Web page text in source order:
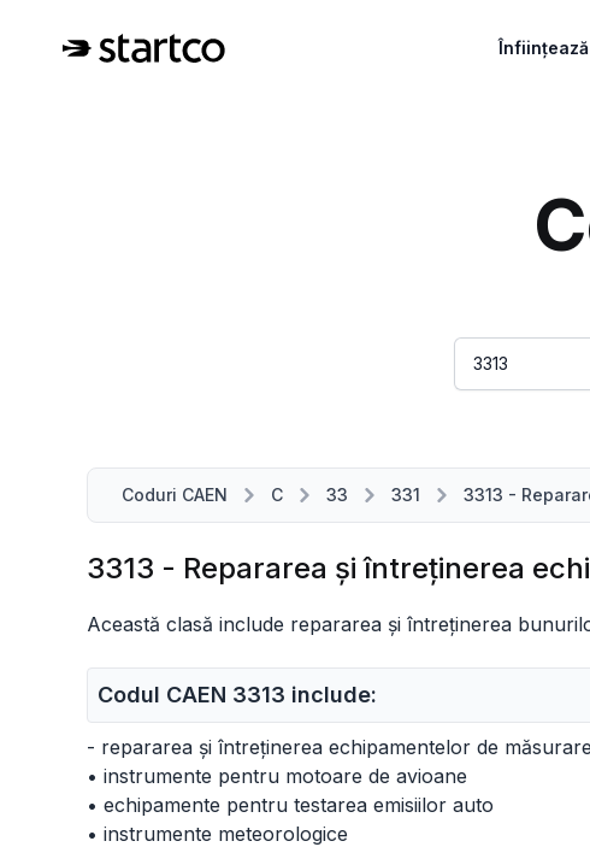
Înființează
Coduri CAEN C 33 331 3313 -
3313 - Repararea şi întreţinerea
Această clasă include repararea și întreținerea
Codul CAEN 3313 include:
- repararea și întreținerea echipamentelor de
• instrumente pentru motoare de avioane
• echipamente pentru testarea emisiilor auto
• instrumente meteorologice